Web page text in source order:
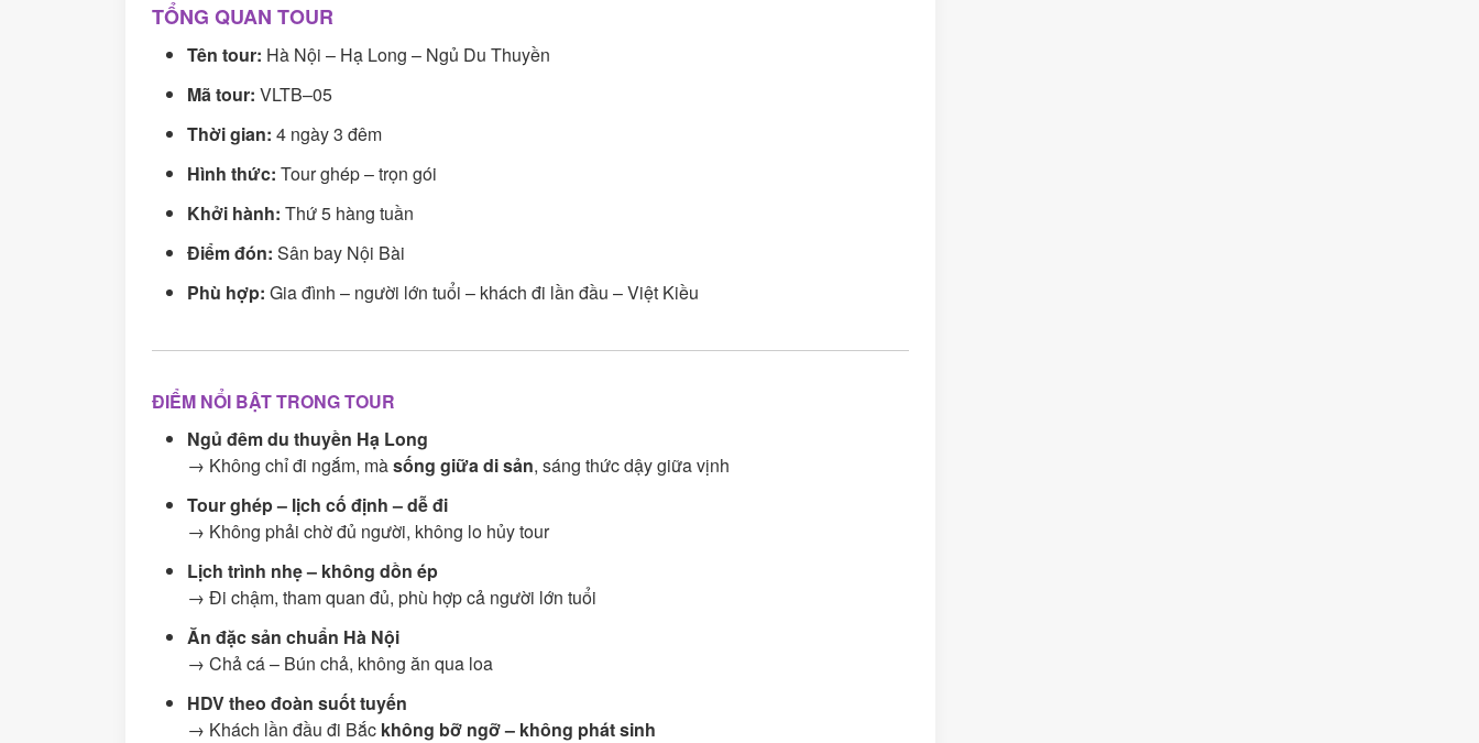
TỔNG QUAN TOUR
Tên tour: Hà Nội – Hạ Long – Ngủ Du Thuyền
Mã tour: VLTB–05
Thời gian: 4 ngày 3 đêm
Hình thức: Tour ghép – trọn gói
Khởi hành: Thứ 5 hàng tuần
Điểm đón: Sân bay Nội Bài
Phù hợp: Gia đình – người lớn tuổi – khách đi lần đầu – Việt Kiều
ĐIỂM NỔI BẬT TRONG TOUR
Ngủ đêm du thuyền Hạ Long
→ Không chỉ đi ngắm, màsống giữa di sản, sáng thức dậy giữa vịnh
Tour ghép – lịch cố định – dễ đi
→ Không phải chờ đủ người, không lo hủy tour
Lịch trình nhẹ – không dồn ép
→ Đi chậm, tham quan đủ, phù hợp cả người lớn tuổi
Ăn đặc sản chuẩn Hà Nội
→ Chả cá – Bún chả, không ăn qua loa
HDV theo đoàn suốt tuyến
→ Khách lần đầu đi Bắc không bỡ ngỡ – không phát sinh